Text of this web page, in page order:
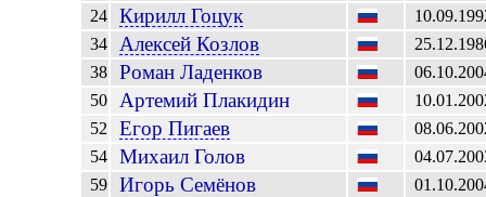
24
Кирилл Гоцук
34
Алексей Козлов
38
Роман Ладенков
50
Артемий Плакидин
52
Егор Пигаев
54
Михаил Голов
59
Игорь Семёнов